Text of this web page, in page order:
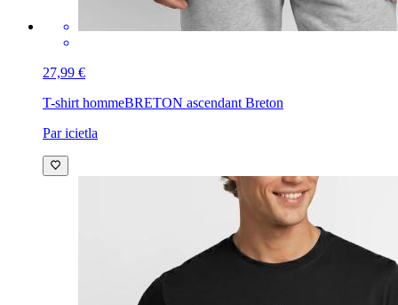
27,99 €
T-shirt hommeBRETON ascendant Breton
Par icietla